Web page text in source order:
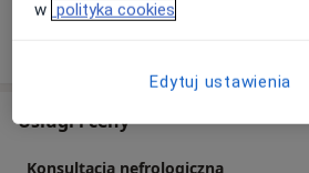
Usługi i ceny
Konsultacja nefrologiczna
w polityka cookies
Edytuj ustawienia